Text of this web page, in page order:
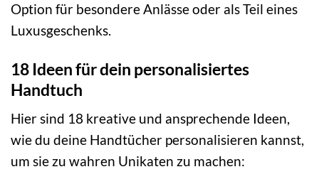
Option für besondere Anlässe oder als Teil eines
Luxusgeschenks.
18 Ideen für dein personalisiertes
Handtuch
Hier sind 18 kreative und ansprechende Ideen,
wie du deine Handtücher personalisieren kannst,
um sie zu wahren Unikaten zu machen: